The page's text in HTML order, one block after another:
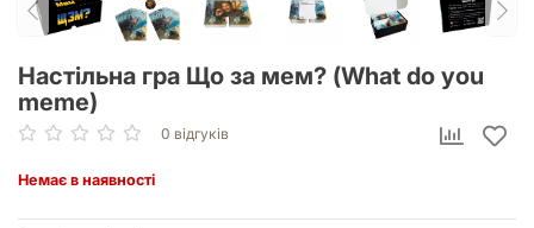
Настільна гра Що за мем? (What do you
meme)
0 відгуків
Немає в наявності